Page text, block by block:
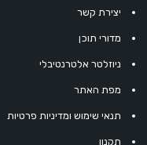
יצירת קשר
מדורי תוכן
ניוזלטר אלטרנטיבלי
מפת האתר
תנאי שימוש ומדיניות פרטיות
תקנון